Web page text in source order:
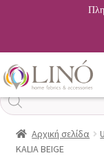
Αναζήτηση
προϊόντων
Αρχική σελίδα
KALIA BEIGE